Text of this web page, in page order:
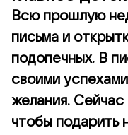
Всю прошлую
письма и
подопечных. В
своими
желания.
чтобы подарить